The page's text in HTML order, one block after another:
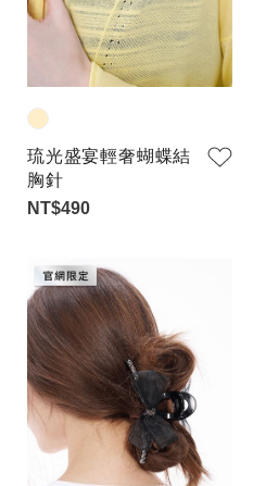
琉光盛宴輕奢蝴蝶結
胸針
NT$490